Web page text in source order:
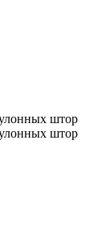
штор
штор